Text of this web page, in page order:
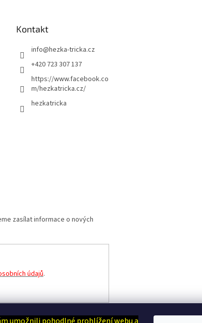
Kontakt
info@hezka-tricka.cz
+420 723 307 137
https://www.facebook.co
m/hezkatricka.cz/
hezkatricka
zasílat informace o nových
údajů.